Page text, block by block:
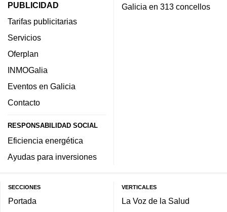
PUBLICIDAD
Tarifas publicitarias
Servicios
Oferplan
INMOGalia
Eventos en Galicia
Contacto
RESPONSABILIDAD SOCIAL
Eficiencia energética
Ayudas para inversiones
Galicia en 313 concellos
SECCIONES
Portada
VERTICALES
La Voz de la Salud